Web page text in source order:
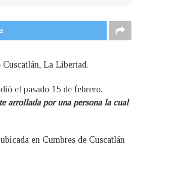
La Libertad.
el pasado 15 de febrero.
arrollada por una persona la cual
en Cumbres de Cuscatlán